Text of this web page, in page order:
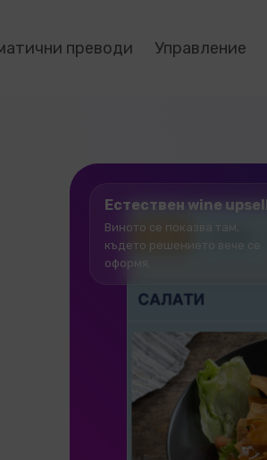
преводи Управление
Естествен wine
Виното се показва там,
където решението вече се
оформя.